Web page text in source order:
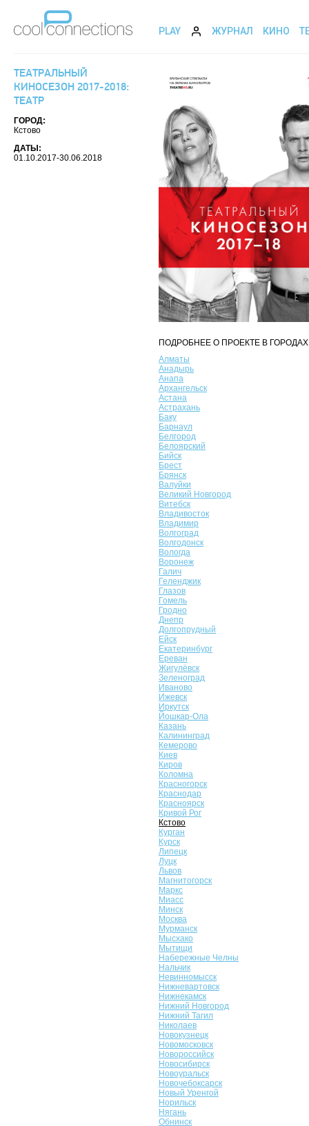
PLAY ЖУРНАЛ КИНО
ТЕАТРАЛЬНЫЙ
КИНОСЕЗОН 2017-2018:
ТЕАТР
ГОРОД:
Кстово
ДАТЫ:
01.10.2017-30.06.2018
ПОДРОБНЕЕ О ПРОЕКТЕ В
Алматы
Анадырь
Анапа
Архангельск
Астана
Астрахань
Баку
Барнаул
Белгород
Белоярский
Бийск
Брест
Брянск
Валуйки
Великий Новгород
Витебск
Владивосток
Владимир
Волгоград
Волгодонск
Вологда
Воронеж
Галич
Геленджик
Глазов
Гомель
Гродно
Днепр
Долгопрудный
Ейск
Екатеринбург
Ереван
Жигулёвск
Зеленоград
Иваново
Ижевск
Иркутск
Йошкар-Ола
Казань
Калининград
Кемерово
Киев
Киров
Коломна
Красногорск
Краснодар
Красноярск
Кривой Рог
Кстово
Курган
Курск
Липецк
Луцк
Львов
Магнитогорск
Маркс
Миасс
Минск
Москва
Мурманск
Мысхако
Мытищи
Набережные Челны
Нальчик
Невинномысск
Нижневартовск
Нижнекамск
Нижний Новгород
Нижний Тагил
Николаев
Новокузнецк
Новомосковск
Новороссийск
Новосибирск
Новоуральск
Новочебоксарск
Новый Уренгой
Норильск
Нягань
Обнинск